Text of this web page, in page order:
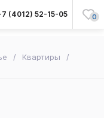
(4012) 52-15-05 0
Квартиры